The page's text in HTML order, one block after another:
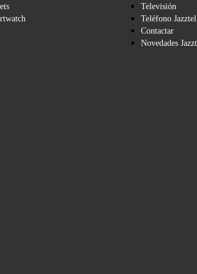
Televisión
Teléfono Jazztel
Contactar
Novedades